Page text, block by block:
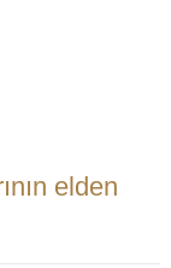
elden